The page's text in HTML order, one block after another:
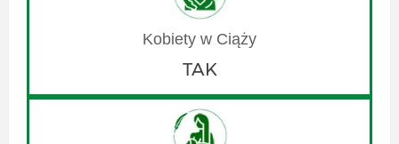
TAK